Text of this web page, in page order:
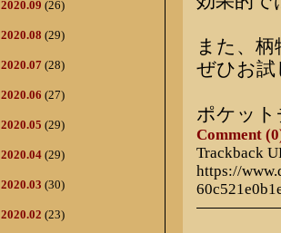
2020.09 (26)
2020.08 (29)
2020.07 (28)
2020.06 (27)
2020.05 (29)
2020.04 (29)
2020.03 (30)
2020.02 (23)
また、
ぜひお試
ポケット
Comment
Trackback
https://